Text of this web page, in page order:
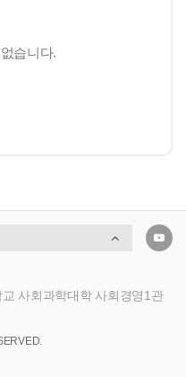
습니다.
사회과학대학 사회경영1관